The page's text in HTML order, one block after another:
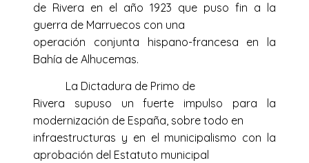
de Rivera en el año 1923 que puso fin a la
guerra de Marruecos con una
operación conjunta hispano-francesa en la
Bahía de Alhucemas.
La Dictadura de Primo de
Rivera supuso un fuerte impulso para la
modernización de España, sobre todo en
infraestructuras y en el municipalismo con la
aprobación del Estatuto municipal